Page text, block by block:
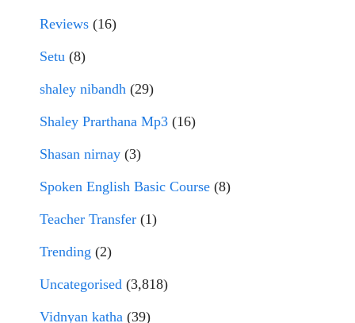
Reviews (16)
Setu (8)
shaley nibandh (29)
Shaley Prarthana Mp3 (16)
Shasan nirnay (3)
Spoken English Basic Course (8)
Teacher Transfer (1)
Trending (2)
Uncategorised (3,818)
Vidnyan katha (39)